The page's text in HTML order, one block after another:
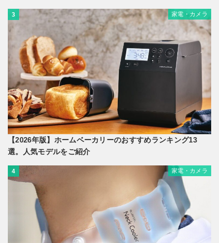
3 家電・カメラ
【2026年版】ホームベーカリーのおすすめランキング13
選。人気モデルをご紹介
4 家電・カメラ